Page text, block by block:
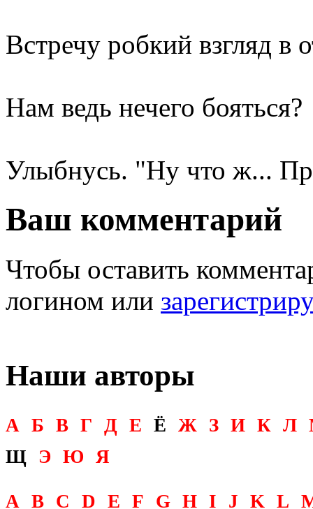
Встречу робкий взгляд в
Нам ведь нечего бояться?
Улыбнусь. "Ну что ж...
Ваш комментарий
Чтобы оставить
логином или
Наши авторы
А Б В Г Д Е Ё Ж З И К Л
Щ
Э Ю Я
A B C D E F G H I J K L